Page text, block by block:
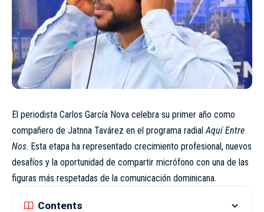
El periodista Carlos García Nova celebra su primer año como
compañero de Jatnna Tavárez en el programa radialAquí Entre
Nos. Esta etapa ha representado crecimiento profesional, nuevos
desafíos y la oportunidad de compartir micrófono con una de las
figuras más respetadas de la comunicación dominicana.
Contents